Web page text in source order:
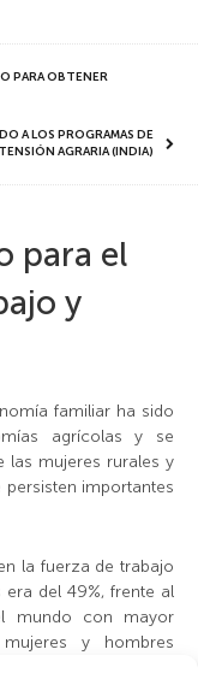
PARA OBTENER
A LOS PROGRAMAS DE
AGRARIA (INDIA)
para el
y
familiar ha sido
agrícolas y se
las mujeres rurales y
importantes
la fuerza de trabajo
del 49%, frente al
mundo con mayor
y hombres